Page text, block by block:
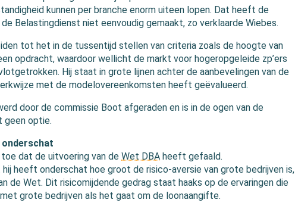
kunnen per branche enorm uiteen lopen. Dat heeft de
Belastingdienst niet eenvoudig gemaakt, zo verklaarde Wiebes.
tot het in de tussentijd stellen van criteria zoals de hoogte van
opdracht, waardoor wellicht de markt voor hogeropgeleide zp’ers
Hij staat in grote lijnen achter de aanbevelingen van de
met de modelovereenkomsten heeft geëvalueerd.
door de commissie Boot afgeraden en is in de ogen van de
geen optie.
onderschat
dat de uitvoering van de Wet DBA heeft gefaald.
hij heeft onderschat hoe groot de risico-aversie van grote bedrijven is,
de Wet. Dit risicomijdende gedrag staat haaks op de ervaringen die
grote bedrijven als het gaat om de loonaangifte.